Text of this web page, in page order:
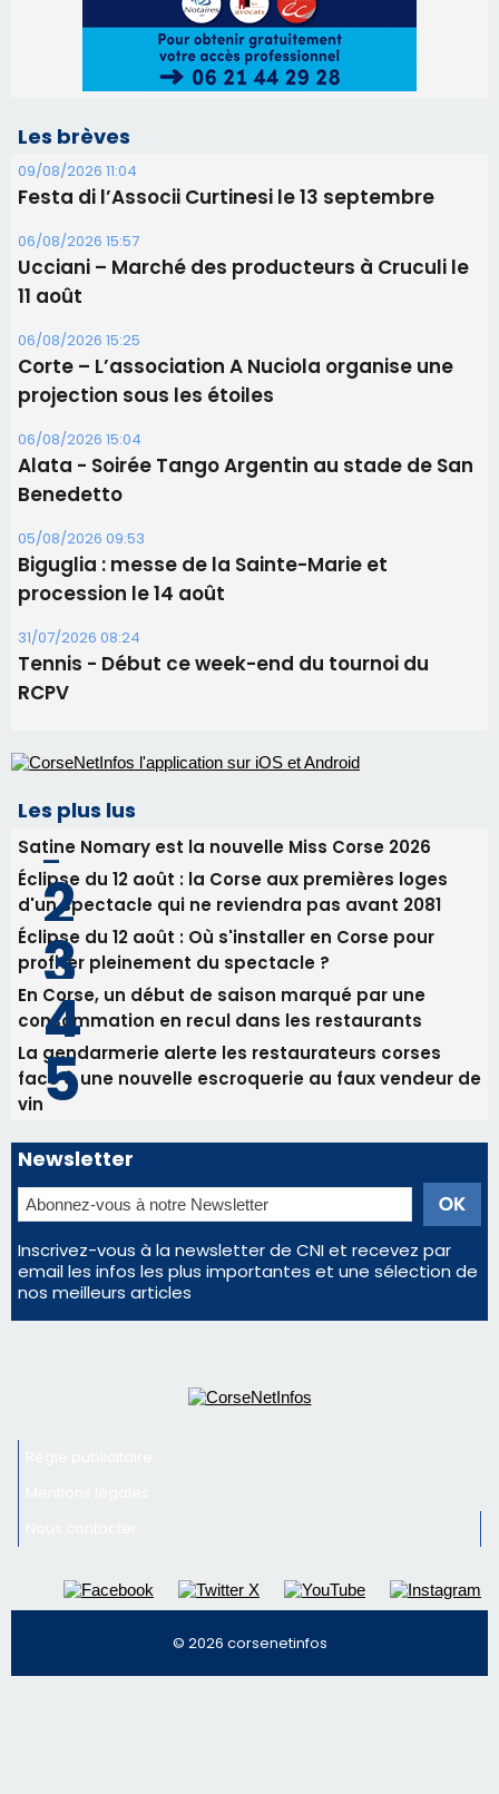
Les brèves
09/08/2026 11:04
Festa di l’Associi Curtinesi le 13 septembre
06/08/2026 15:57
Ucciani – Marché des producteurs à Cruculi le
11 août
06/08/2026 15:25
Corte – L’association A Nuciola organise une
projection sous les étoiles
06/08/2026 15:04
Alata - Soirée Tango Argentin au stade de San
Benedetto
05/08/2026 09:53
Biguglia : messe de la Sainte-Marie et
procession le 14 août
31/07/2026 08:24
Tennis - Début ce week-end du tournoi du
RCPV
Les plus lus
Satine Nomary est la nouvelle Miss Corse 2026
Éclipse du 12 août : la Corse aux premières loges
d'un spectacle qui ne reviendra pas avant 2081
Éclipse du 12 août : Où s'installer en Corse pour
profiter pleinement du spectacle ?
En Corse, un début de saison marqué par une
consommation en recul dans les restaurants
La gendarmerie alerte les restaurateurs corses
face à une nouvelle escroquerie au faux vendeur de
vin
Newsletter
Inscrivez-vous à la newsletter de CNI et recevez par
email les infos les plus importantes et une sélection de
nos meilleurs articles
© 2026 corsenetinfos